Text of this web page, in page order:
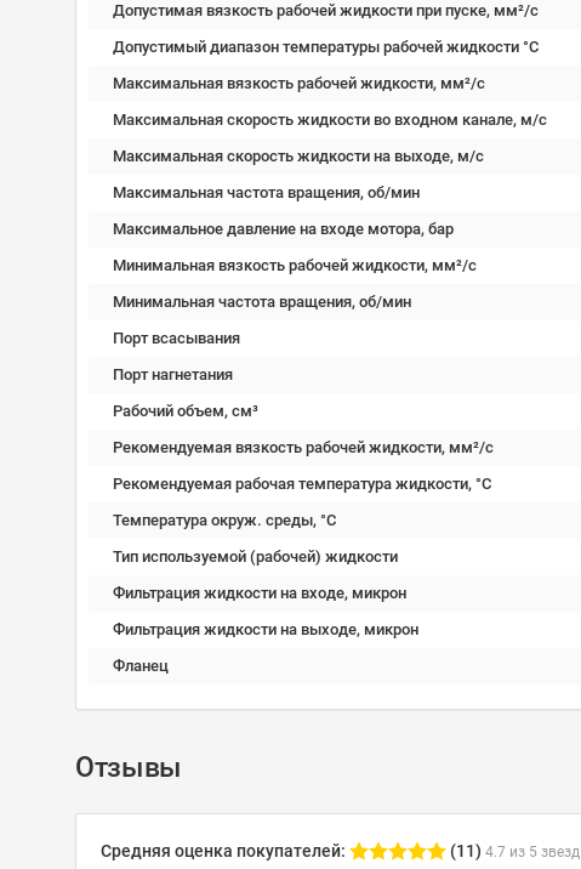
Допустимая вязкость рабочей жидкости при пуске, мм²/c
Допустимый диапазон температуры рабочей жидкости °C
Максимальная вязкость рабочей жидкости, мм²/c
Максимальная скорость жидкости во входном канале, м/с
Максимальная скорость жидкости на выходе, м/с
Максимальная частота вращения, об/мин
Максимальное давление на входе мотора, бар
Минимальная вязкость рабочей жидкости, мм²/c
Минимальная частота вращения, об/мин
Порт всасывания
Порт нагнетания
Рабочий объем, см³
Рекомендуемая вязкость рабочей жидкости, мм²/с
Рекомендуемая рабочая температура жидкости, °C
Температура окруж. среды, °C
Тип используемой (рабочей) жидкости
Фильтрация жидкости на входе, микрон
Фильтрация жидкости на выходе, микрон
Фланец
Отзывы
Средняя оценка покупателей: (11) 4.7 из 5 звезд